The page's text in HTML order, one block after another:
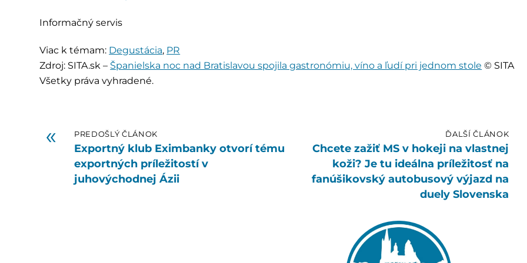
Informačný servis
Viac k témam: Degustácia, PR
Zdroj: SITA.sk – Španielska noc nad Bratislavou spojila gastronómiu, víno a ľudí pri jednom stole © SITA
Všetky práva vyhradené.
« PREDOŠLÝ ČLÁNOK
Exportný klub Eximbanky otvorí tému
exportných príležitostí v
juhovýchodnej Ázii
ĎALŠÍ ČLÁNOK
Chcete zažiť MS v hokeji na vlastnej
koži? Je tu ideálna príležitosť na
fanúšikovský autobusový výjazd na
duely Slovenska